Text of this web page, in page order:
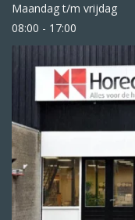
Maandag t/m vrijdag
08:00 - 17:00